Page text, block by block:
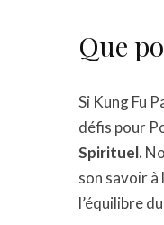
Que
Si Kung Fu
défis pour
Spirituel.
son savoir
l’équilibre